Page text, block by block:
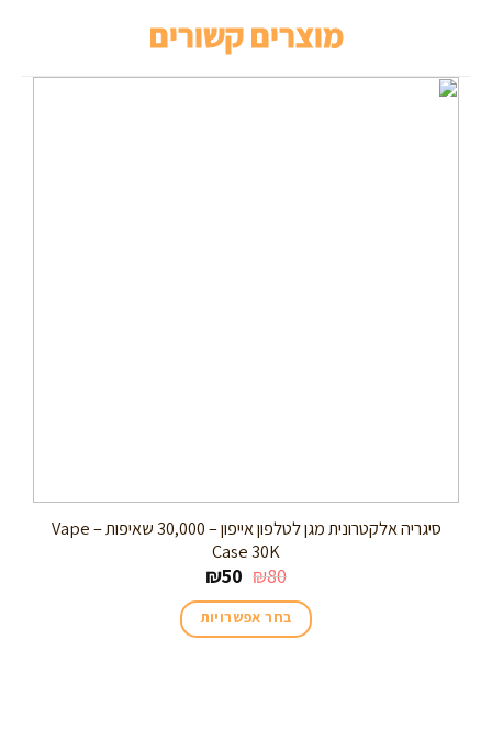
מוצרים קשורים
סיגריה אלקטרונית מגן לטלפון אייפון – 30,000 שאיפות – Vape
Case 30K
₪80
₪50
בחר אפשרויות